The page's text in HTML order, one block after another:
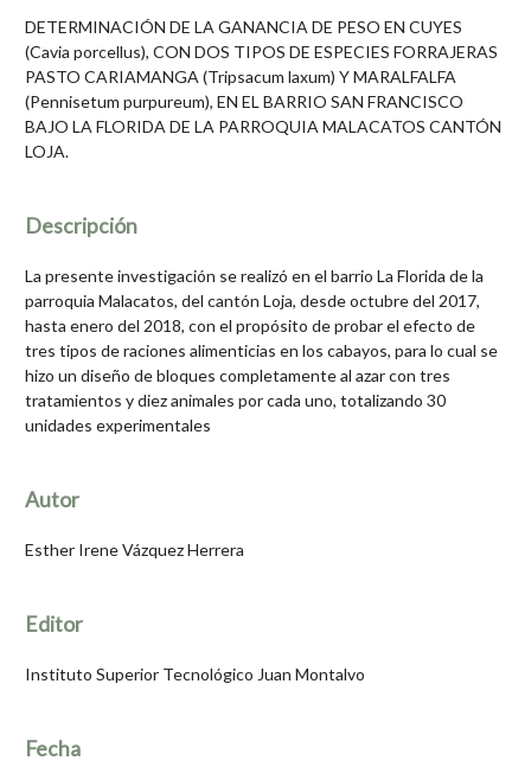
DETERMINACIÓN DE LA GANANCIA DE PESO EN CUYES
(Cavia porcellus), CON DOS TIPOS DE ESPECIES FORRAJERAS
PASTO CARIAMANGA (Tripsacum laxum) Y MARALFALFA
(Pennisetum purpureum), EN EL BARRIO SAN FRANCISCO
BAJO LA FLORIDA DE LA PARROQUIA MALACATOS CANTÓN
LOJA.
Descripción
La presente investigación se realizó en el barrio La Florida de la
parroquia Malacatos, del cantón Loja, desde octubre del 2017,
hasta enero del 2018, con el propósito de probar el efecto de
tres tipos de raciones alimenticias en los cabayos, para lo cual se
hizo un diseño de bloques completamente al azar con tres
tratamientos y diez animales por cada uno, totalizando 30
unidades experimentales
Autor
Esther Irene Vázquez Herrera
Editor
Instituto Superior Tecnológico Juan Montalvo
Fecha